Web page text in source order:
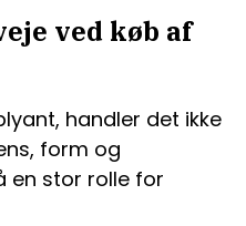
ved køb af
handler det ikke
form og
en stor rolle for